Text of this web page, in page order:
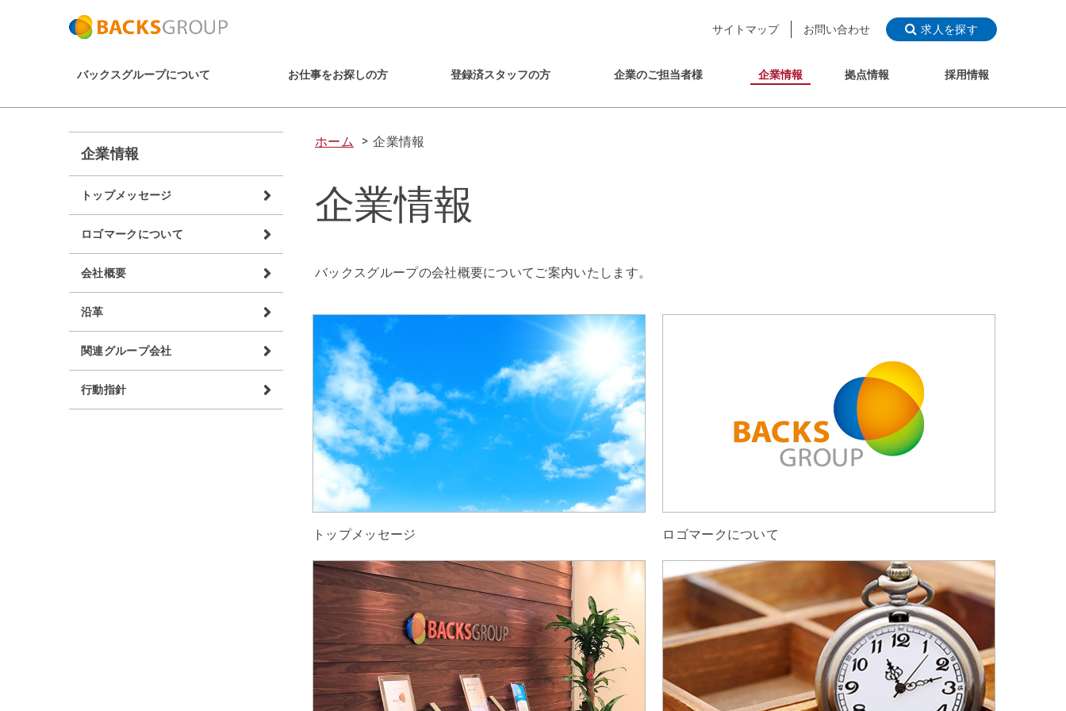
サイトマップ お問い合わせ 求人を探す
バックスグループについて お仕事をお探しの方 登録済スタッフの方 企業のご担当者様 企業情報 拠点情報 採用情報
ホーム 企業情報
企業情報
バックスグループの会社概要についてご案内いたします。
トップメッセージ ロゴマークについて
企業情報
トップメッセージ
ロゴマークについて
会社概要
沿革
関連グループ会社
行動指針